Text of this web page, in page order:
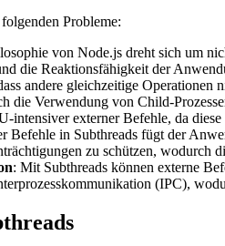
Probleme:
von Node.js dreht sich um
die Reaktionsfähigkeit der
andere gleichzeitige Operationen
die Verwendung von Child-
externer Befehle, da
Befehle in Subthreads fügt der
zu schützen, wodurch
: Mit Subthreads können externe
(IPC),